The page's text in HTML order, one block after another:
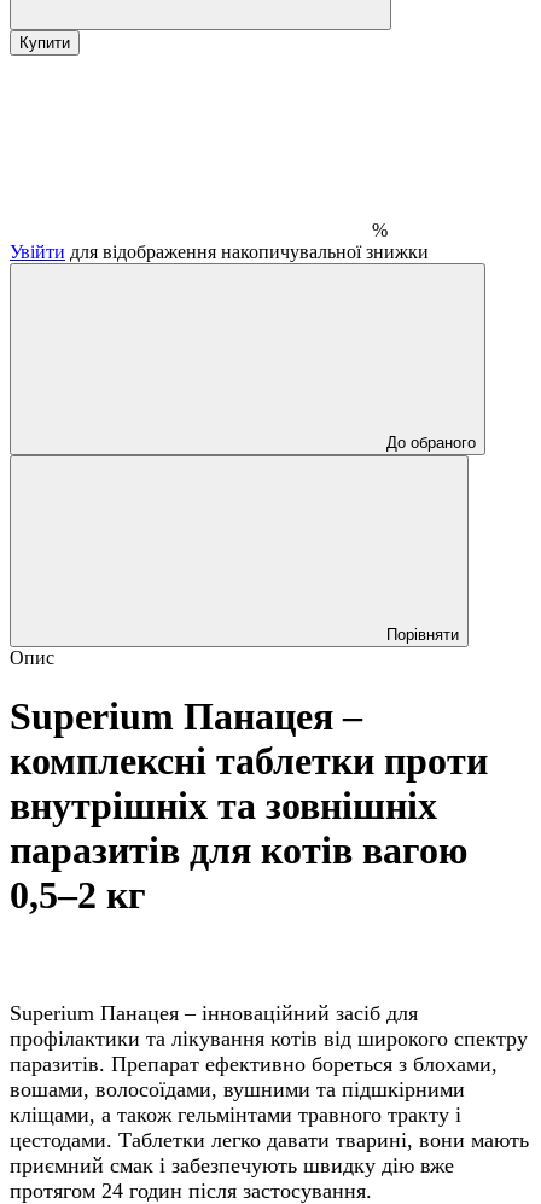
Купити
%
Увійти для відображення накопичувальної знижки
До обраного
Порівняти
Опис
Superium Панацея –
комплексні таблетки проти
внутрішніх та зовнішніх
паразитів для котів вагою
0,5–2 кг
Superium Панацея – інноваційний засіб для
профілактики та лікування котів від широкого спектру
паразитів. Препарат ефективно бореться з блохами,
вошами, волосоїдами, вушними та підшкірними
кліщами, а також гельмінтами травного тракту і
цестодами. Таблетки легко давати тварині, вони мають
приємний смак і забезпечують швидку дію вже
протягом 24 годин після застосування.